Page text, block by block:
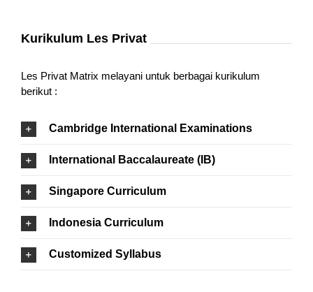
Kurikulum Les Privat
Les Privat Matrix melayani untuk berbagai kurikulum
berikut :
Cambridge International Examinations
International Baccalaureate (IB)
Singapore Curriculum
Indonesia Curriculum
Customized Syllabus